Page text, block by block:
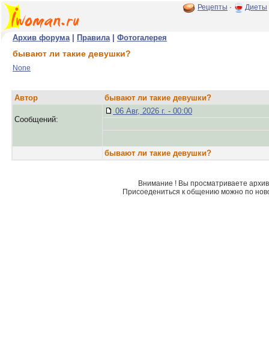
Рецепты · Диеты
Архив форума| Правила| Фотогалерея
бывают ли такие девушки?
None
Автор бывают ли такие девушки?
Сообщений:
06 Авг, 2026 г. - 00:00
бывают ли такие девушки?
Внимание ! Вы просматриваете
Присоедениться к общению можно по